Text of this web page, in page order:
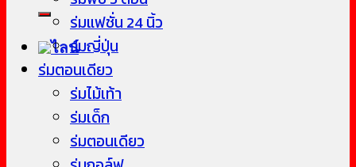
ร่มแฟชั่น 24 นิ้ว
ร่มญี่ปุ่น
ร่มตอนเดียว
ร่มไม้เท้า
ร่มเด็ก
ร่มตอนเดียว